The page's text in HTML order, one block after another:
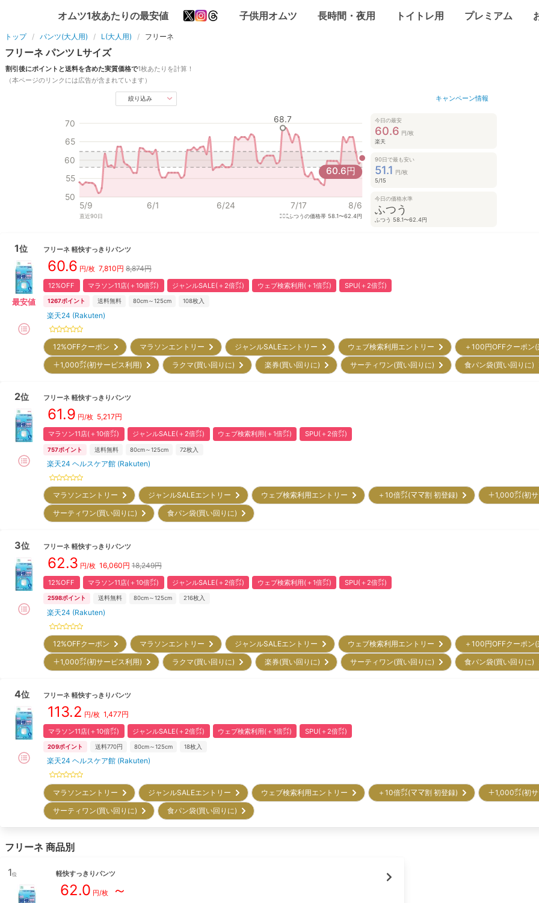
オムツ1枚あたりの最安値 子供用オムツ 長時間・夜用 トイトレ用 プレミアム
トップ パンツ(大人用) L(大人用) フリーネ
フリーネ パンツ Lサイズ
割引後にポイントと送料を含めた実質価格で1枚あたりを計算！
（本ページのリンクには広告が含まれています）
絞り込み キャンペーン情報
今日の最安
60.6 円/枚
楽天
90日で最も安い
51.1 円/枚
5/15
今日の価格水準
ふつう
ふつう 58.1〜62.4円
50
55
60
65
70
5/9 6/1 6/24 7/17 8/6
68.7
60.6円
直近90日 ふつうの価格帯58.1〜62.4円
1位
最安値
フリーネ 軽快すっきりパンツ
60.6 円/枚 7,810円 8,874円
12%OFF マラソン11店(＋10倍㌽) ジャンルSALE(＋2倍㌽) ウェブ検索利用(＋1倍㌽) SPU(＋2倍㌽)
1267ポイント 送料無料 80cm～125cm 108枚入
楽天24 (Rakuten)
12%OFFクーポン マラソンエントリー ジャンルSALEエントリー ウェブ検索利用エントリー ＋100円OFFクーポ
＋1,000㌽(初サービス利用)
ラクマ(買い回りに) 楽券(買い回りに) サーティワン(買い回りに) 食パン袋(買い回りに)
2位 フリーネ 軽快すっきりパンツ
61.9 円/枚 5,217円
マラソン11店(＋10倍㌽) ジャンルSALE(＋2倍㌽) ウェブ検索利用(＋1倍㌽) SPU(＋2倍㌽)
757ポイント 送料無料 80cm～125cm 72枚入
楽天24 ヘルスケア館 (Rakuten)
マラソンエントリー ジャンルSALEエントリー ウェブ検索利用エントリー ＋10倍㌽(ママ割 初登録) ＋1,000㌽(初
サーティワン(買い回りに)
食パン袋(買い回りに)
3位 フリーネ 軽快すっきりパンツ
62.3 円/枚 16,060円 18,249円
12%OFF マラソン11店(＋10倍㌽) ジャンルSALE(＋2倍㌽) ウェブ検索利用(＋1倍㌽) SPU(＋2倍㌽)
2598ポイント 送料無料 80cm～125cm 216枚入
楽天24 (Rakuten)
12%OFFクーポン マラソンエントリー ジャンルSALEエントリー ウェブ検索利用エントリー ＋100円OFFクーポ
＋1,000㌽(初サービス利用)
ラクマ(買い回りに) 楽券(買い回りに) サーティワン(買い回りに) 食パン袋(買い回りに)
4位 フリーネ 軽快すっきりパンツ
113.2 円/枚 1,477円
マラソン11店(＋10倍㌽) ジャンルSALE(＋2倍㌽) ウェブ検索利用(＋1倍㌽) SPU(＋2倍㌽)
209ポイント 送料770円 80cm～125cm 18枚入
楽天24 ヘルスケア館 (Rakuten)
マラソンエントリー ジャンルSALEエントリー ウェブ検索利用エントリー ＋10倍㌽(ママ割 初登録) ＋1,000㌽(初
サーティワン(買い回りに)
食パン袋(買い回りに)
フリーネ 商品別
1位 軽快すっきりパンツ
62.0 円/枚～